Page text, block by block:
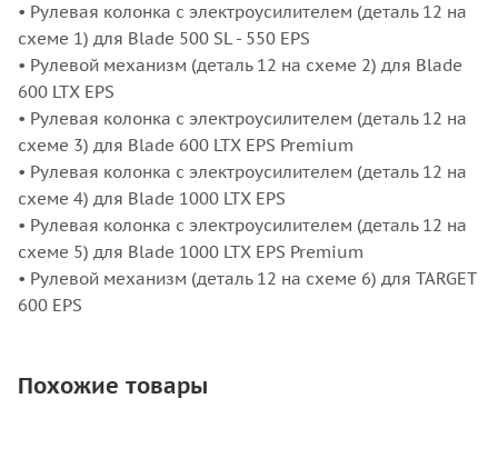
• Рулевая колонка с электроусилителем (деталь 12 на
схеме 1) для Blade 500 SL - 550 EPS
• Рулевой механизм (деталь 12 на схеме 2) для Blade
600 LTX EPS
• Рулевая колонка с электроусилителем (деталь 12 на
схеме 3) для Blade 600 LTX EPS Premium
• Рулевая колонка с электроусилителем (деталь 12 на
схеме 4) для Blade 1000 LTX EPS
• Рулевая колонка с электроусилителем (деталь 12 на
схеме 5) для Blade 1000 LTX EPS Premium
• Рулевой механизм (деталь 12 на схеме 6) для TARGET
600 EPS
Похожие товары